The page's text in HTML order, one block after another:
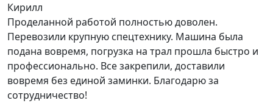
Кирилл
Проделанной работой полностью доволен.
Перевозили крупную спецтехнику. Машина была
подана вовремя, погрузка на трал прошла быстро и
профессионально. Все закрепили, доставили
вовремя без единой заминки. Благодарю за
сотрудничество!